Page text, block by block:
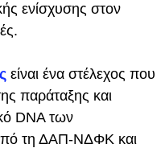
ενίσχυσης στον
είναι ένα στέλεχος που
παράταξης και
DNA των
τη ΔΑΠ-ΝΔΦΚ και